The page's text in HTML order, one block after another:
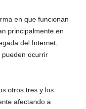
en que funcionan
principalmente en
del Internet,
ocurrir
otros tres y los
afectando a